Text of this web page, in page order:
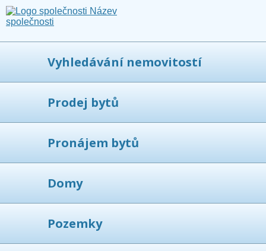
Vyhledávání nemovitostí
Prodej bytů
Pronájem bytů
Domy
Pozemky